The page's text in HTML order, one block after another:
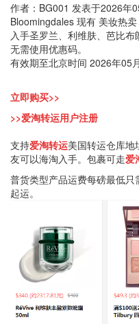
作者：BG001 发表于2026年
Bloomingdales 现有 美妆热卖
入手圣罗兰、利维肤、芭比布
无需使用优惠码。
有效期至北京时间 2026年05
立即购买>>
>>爱淘转运用户注册
支持爱淘转运美国转运仓库地
友可以海淘入手。包裹可走爱
普货类型产品运费每磅最低
起运。